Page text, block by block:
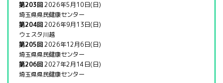
第203回2026年5月10日(日)
埼玉県県民健康センター
第204回2026年9月13日(日)
ウェスタ川越
第205回2026年12月6日(日)
埼玉県県民健康センター
第206回2027年2月14日(日)
埼玉県県民健康センター